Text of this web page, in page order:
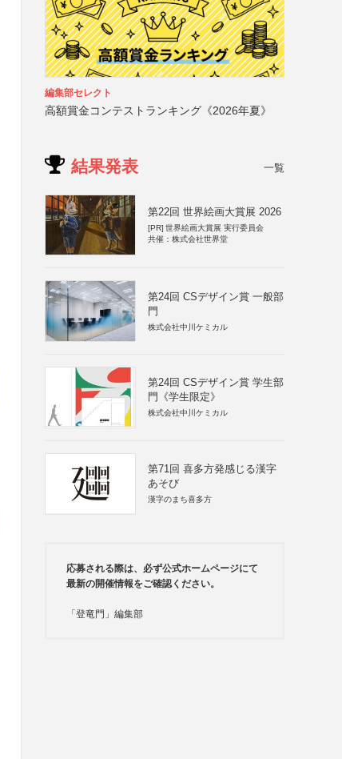
編集部セレクト
高額賞金コンテストランキング《2026年夏》
結果発表 一覧
第22回 世界絵画大賞展 2026
[PR] 世界絵画大賞展 実行委員会
共催：株式会社世界堂
第24回 CSデザイン賞 一般部
門
株式会社中川ケミカル
第24回 CSデザイン賞 学生部
門《学生限定》
株式会社中川ケミカル
第71回 喜多方発感じる漢字
あそび
漢字のまち喜多方
応募される際は、必ず公式ホームページにて
最新の開催情報をご確認ください。
「登竜門」編集部